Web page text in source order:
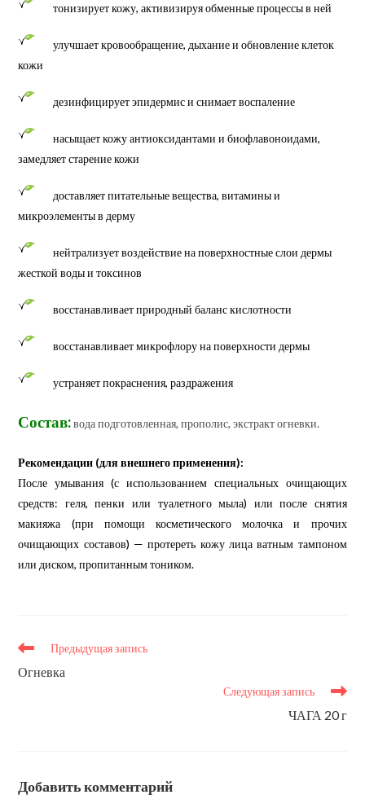
тонизирует кожу, активизируя обменные процессы в ней
улучшает кровообращение, дыхание и обновление клеток
кожи
дезинфицирует эпидермис и снимает воспаление
насыщает кожу антиоксидантами и биофлавоноидами,
замедляет старение кожи
доставляет питательные вещества, витамины и
микроэлементы в дерму
нейтрализует воздействие на поверхностные слои дермы
жесткой воды и токсинов
восстанавливает природный баланс кислотности
восстанавливает микрофлору на поверхности дермы
устраняет покраснения, раздражения
Состав:вода подготовленная, прополис, экстракт огневки.
Рекомендации (для внешнего применения):
После умывания (с использованием специальных очищающих
средств: геля, пенки или туалетного мыла) или после снятия
макияжа (при помощи косметического молочка и прочих
очищающих составов) — протереть кожу лица ватным тампоном
или диском, пропитанным тоником.
Еще
Предыдущая запись
Огневка
Следующая запись
ЧАГА 20 г
Добавить комментарий